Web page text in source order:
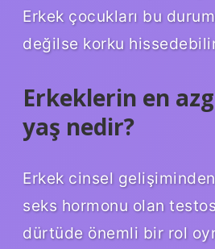
Erkek çocukları bu
değilse korku
Erkeklerin en
yaş nedir?
Erkek cinsel
seks hormonu olan
dürtüde önemli bir rol